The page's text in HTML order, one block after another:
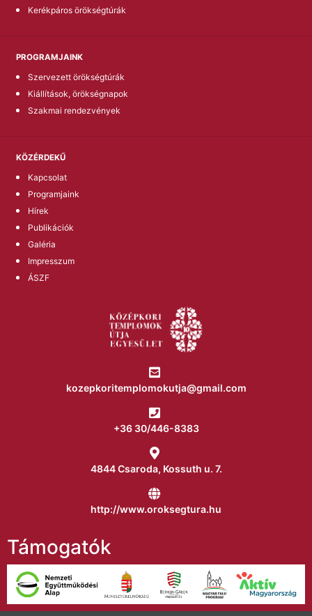
Kerékpáros örökségtúrák
PROGRAMJAINK
Szervezett örökségtúrák
Kiállítások, örökségnapok
Szakmai rendezvények
KÖZÉRDEKŰ
Kapcsolat
Programjaink
Hírek
Publikációk
Galéria
Impresszum
ÁSZF
kozepkoritemplomokutja@gmail.com
+36 30/446-8383
4844 Csaroda, Kossuth u. 7.
http://www.oroksegtura.hu
Támogatók